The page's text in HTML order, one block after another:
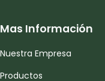
Mas Información
Nuestra Empresa
Productos